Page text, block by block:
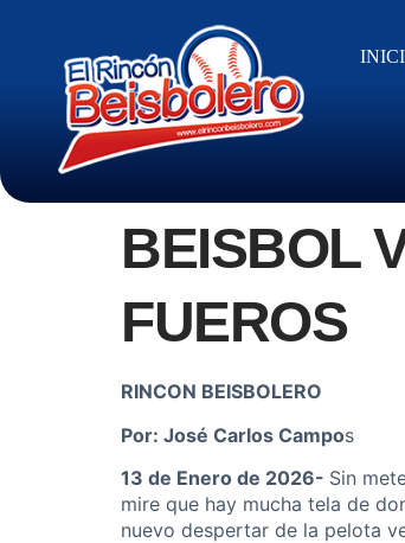
BEISBOL
FUEROS
RINCON BEISBOLERO
Por: José Carlos Campos
13 de Enero de 2026- Sin
mire que hay mucha tela de
nuevo despertar de la pelota